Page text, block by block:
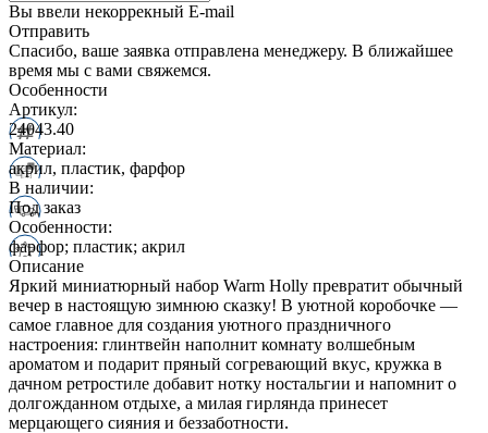
Вы ввели некоррекный E-mail
Отправить
Спасибо, ваше заявка отправлена менеджеру. В ближайшее
время мы с вами свяжемся.
Особенности
Артикул:
24043.40
Материал:
акрил, пластик, фарфор
В наличии:
Под заказ
Особенности:
фарфор; пластик; акрил
Описание
Яркий миниатюрный набор Warm Holly превратит обычный
вечер в настоящую зимнюю сказку! В уютной коробочке —
самое главное для создания уютного праздничного
настроения: глинтвейн наполнит комнату волшебным
ароматом и подарит пряный согревающий вкус, кружка в
дачном ретростиле добавит нотку ностальгии и напомнит о
долгожданном отдыхе, а милая гирлянда принесет
мерцающего сияния и беззаботности.